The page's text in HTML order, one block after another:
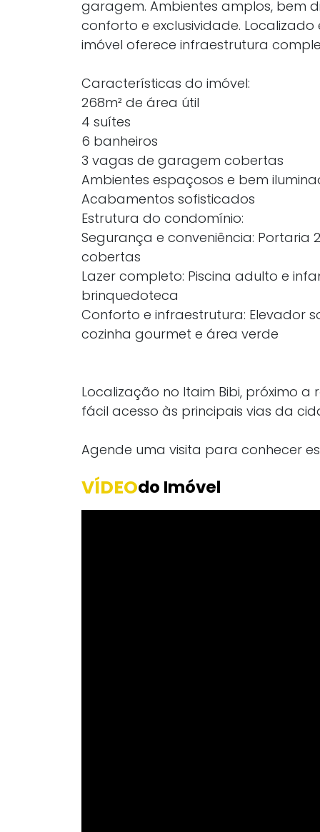
garagem. Ambientes amplos, bem
conforto e exclusividade.
imóvel oferece infraestrutura
Características do imóvel:
268m² de área útil
4 suítes
6 banheiros
3 vagas de garagem cobertas
Ambientes espaçosos e bem
Acabamentos sofisticados
Estrutura do condomínio:
Segurança e conveniência:
cobertas
Lazer completo: Piscina adulto e
brinquedoteca
Conforto e infraestrutura: Elevador
cozinha gourmet e área verde
Localização no Itaim Bibi, próximo
fácil acesso às principais vias da
Agende uma visita para conhecer
VÍDEOdo Imóvel